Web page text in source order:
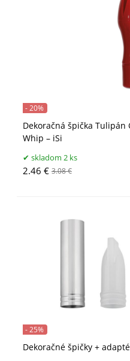
Dekoračná špička
Whip – iSi
- 20%
skladom 2 ks
2.46 € 3.08 €
Dekoračné špičky +
- 25%